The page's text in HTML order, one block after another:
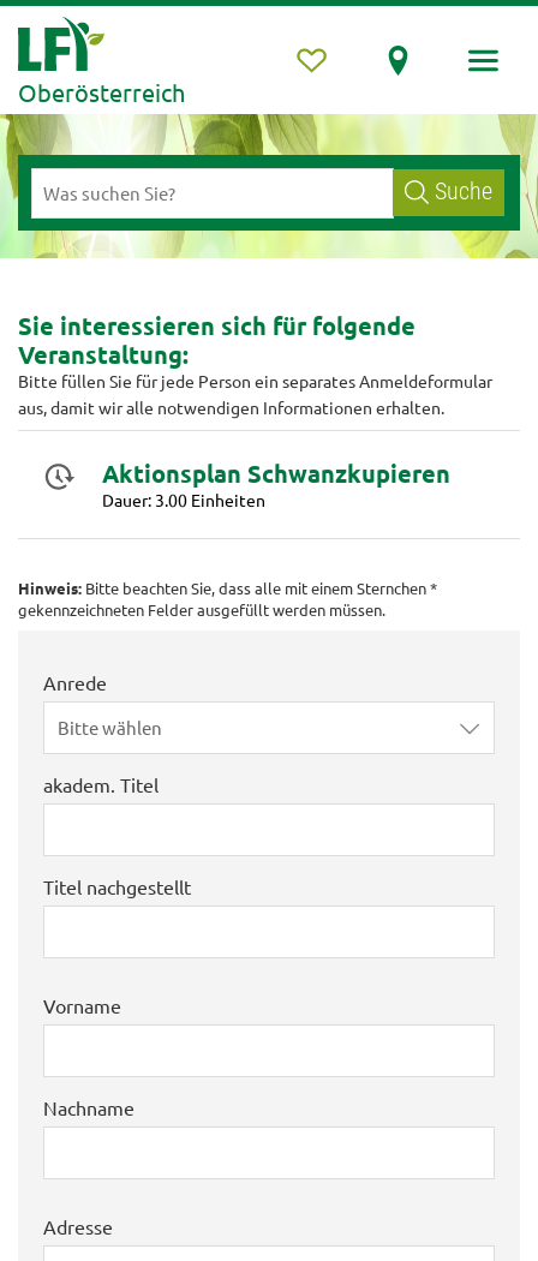
Oberösterreich
Suche
Sie interessieren sich für folgende
Veranstaltung:
Bitte füllen Sie für jede Person ein separates Anmeldeformular
aus, damit wir alle notwendigen Informationen erhalten.
Aktionsplan Schwanzkupieren
Dauer: 3.00 Einheiten
Hinweis: Bitte beachten Sie, dass alle mit einem Sternchen *
gekennzeichneten Felder ausgefüllt werden müssen.
Anrede
Bitte wählen
akadem. Titel
Titel nachgestellt
Vorname
Nachname
Adresse